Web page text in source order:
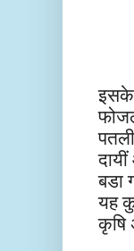
इसके
बडा
यह
कृषि